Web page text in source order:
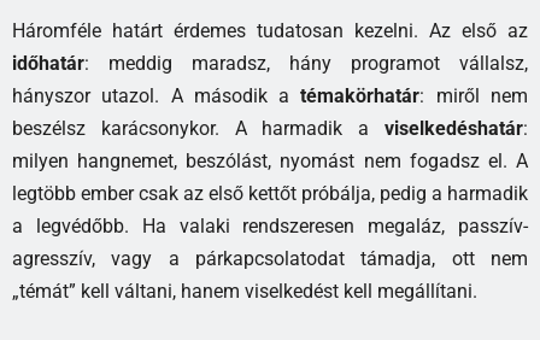
Háromféle határt érdemes tudatosan kezelni. Az első az
időhatár: meddig maradsz, hány programot vállalsz,
hányszor utazol. A második atémakörhatár: miről nem
beszélsz karácsonykor. A harmadik a viselkedéshatár:
milyen hangnemet, beszólást, nyomást nem fogadsz el. A
legtöbb ember csak az első kettőt próbálja, pedig a harmadik
a legvédőbb. Ha valaki rendszeresen megaláz, passzív-
agresszív, vagy a párkapcsolatodat támadja, ott nem
„témát” kell váltani, hanem viselkedést kell megállítani.